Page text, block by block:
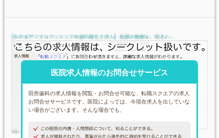
医院求人情報のお問合せサービス
田所歯科の求人情報を閲覧・お問合せ可能な、転職スクエアの求人
お問合せサービスです。医院によっては、今現在求人を出していな
い場合がございます。そんな場合でも、